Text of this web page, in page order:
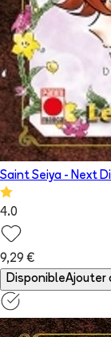
Saint Seiya - Next
4.0
9,29 €
DisponibleAjouter